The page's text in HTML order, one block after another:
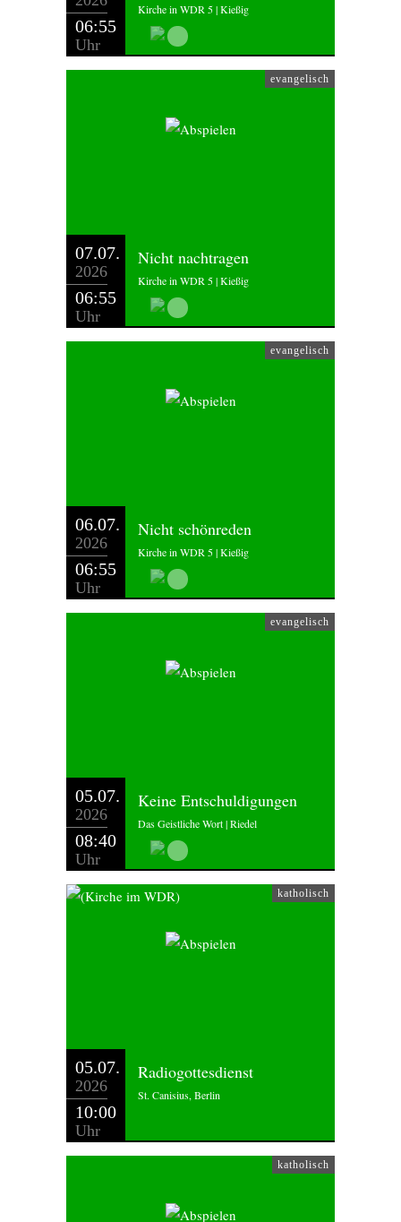
06:55
Uhr
Kirche in WDR 5 | Kießig
evangelisch
07.07.
2026
06:55
Uhr
Nicht nachtragen
Kirche in WDR 5 | Kießig
evangelisch
06.07.
2026
06:55
Uhr
Nicht schönreden
Kirche in WDR 5 | Kießig
evangelisch
05.07.
2026
08:40
Uhr
Keine Entschuldigungen
Das Geistliche Wort | Riedel
katholisch
05.07.
2026
10:00
Uhr
Radiogottesdienst
St. Canisius, Berlin
katholisch